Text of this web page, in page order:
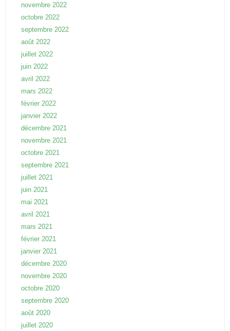
novembre 2022
octobre 2022
septembre 2022
août 2022
juillet 2022
juin 2022
avril 2022
mars 2022
février 2022
janvier 2022
décembre 2021
novembre 2021
octobre 2021
septembre 2021
juillet 2021
juin 2021
mai 2021
avril 2021
mars 2021
février 2021
janvier 2021
décembre 2020
novembre 2020
octobre 2020
septembre 2020
août 2020
juillet 2020